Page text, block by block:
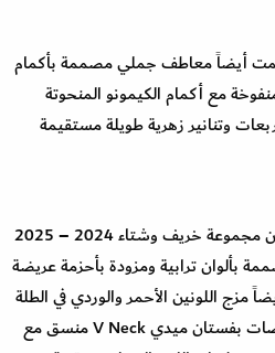
أيضاً معاطف جملي مصممة بأكمام
مع أكمام الكيمونو المنحوتة
وتنانير زهرية طويلة مستقيمة
خريف وشتاء 2024 – 2025
بألوان ترابية ومزودة بأحزمة عريضة
مزج اللونين الأحمر والوردي في الطلة
الواحدة حيث تألقت إحدى العارضات بفستان ميدي V Neck منسق مع